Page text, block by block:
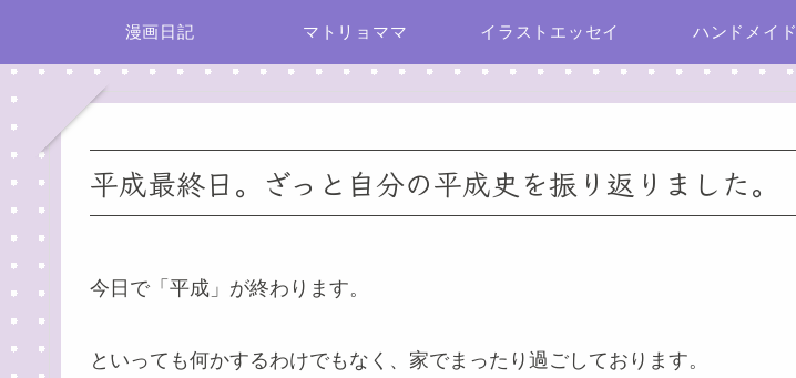
漫画日記 マトリョママ イラストエッセイ ハンドメイド
平成最終日。ざっと自分の平成史を振り返りました。
今日で「平成」が終わります。
といっても何かするわけでもなく、家でまったり過ごしております。